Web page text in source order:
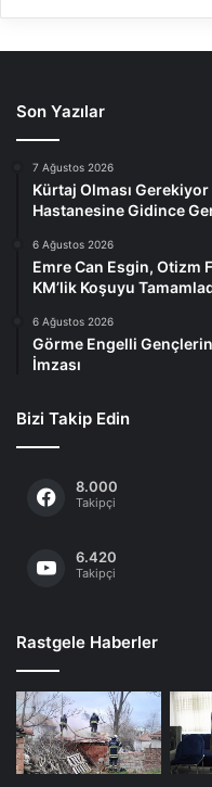
Son Yazılar
7 Ağustos 2026
Kürtaj Olması
Hastanesine Gidince
6 Ağustos 2026
Emre Can Esgin, Otizm
KM’lik Koşuyu
6 Ağustos 2026
Görme Engelli Gençlerin
İmzası
Bizi Takip Edin
8.000
Takipçi
6.420
Takipçi
Rastgele Haberler